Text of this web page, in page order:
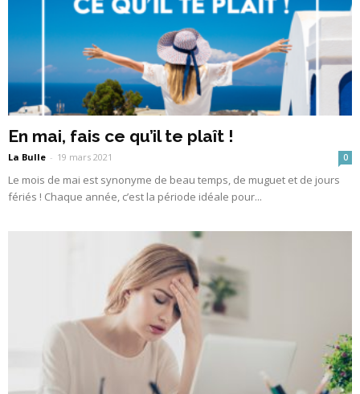
En mai, fais ce qu’il te plaît !
La Bulle - 19 mars 2021 0
Le mois de mai est synonyme de beau temps, de muguet et de jours
fériés ! Chaque année, c’est la période idéale pour...